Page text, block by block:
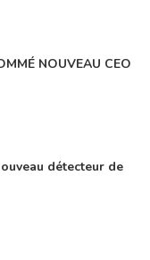
NOUVEAU CEO
détecteur de